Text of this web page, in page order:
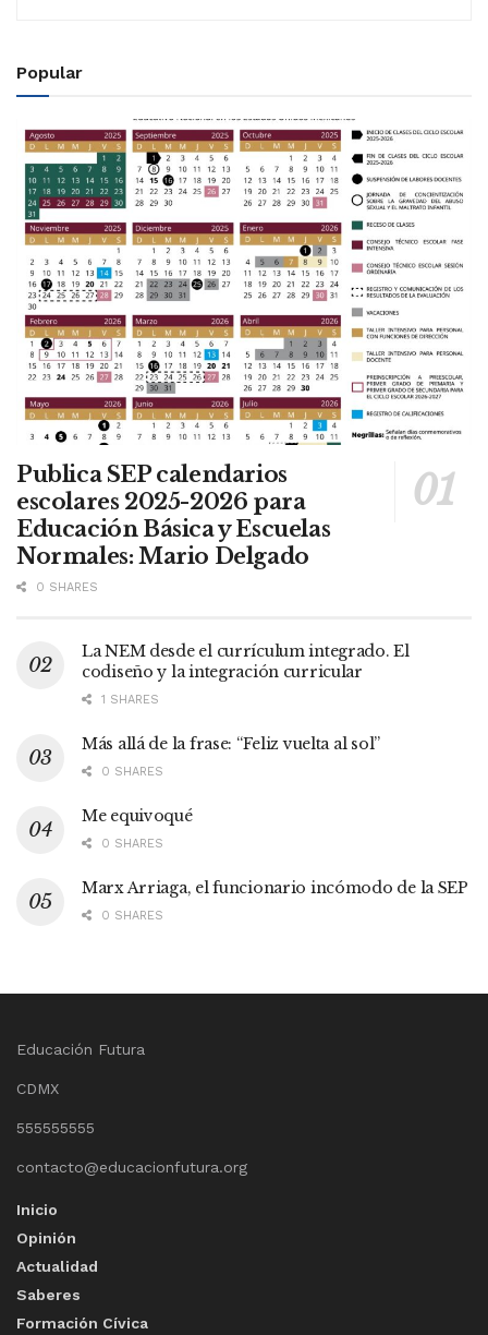
Popular
Publica SEP calendarios
escolares 2025-2026 para
Educación Básica y Escuelas
Normales: Mario Delgado
0 SHARES
La NEM desde el currículum integrado. El
codiseño y la integración curricular
1 SHARES
Más allá de la frase: “Feliz vuelta al sol”
0 SHARES
Me equivoqué
0 SHARES
Marx Arriaga, el funcionario incómodo de la SEP
0 SHARES
Educación Futura
CDMX
555555555
contacto@educacionfutura.org
Inicio
Opinión
Actualidad
Saberes
Formación Cívica